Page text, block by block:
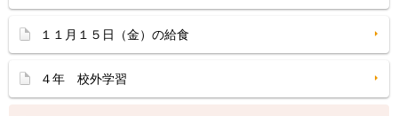
１１月１５日（金）の給食
４年 校外学習